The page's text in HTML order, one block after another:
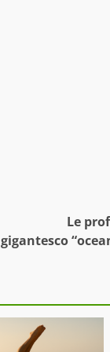
Le
gigantesco